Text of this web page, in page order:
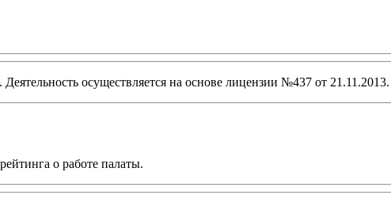
осуществляется на основе лицензии №437 от 21.11.2013.
о работе палаты.